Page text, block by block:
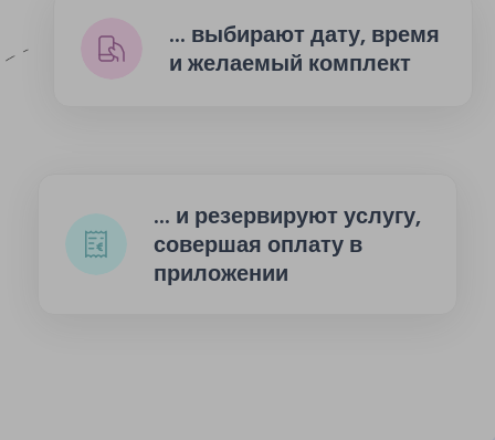
... выбирают дату, время
и желаемый комплект
... и резервируют услугу,
совершая оплату в
приложении